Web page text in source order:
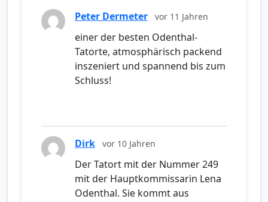
Peter Dermeter vor 11 Jahren
einer der besten Odenthal-
Tatorte, atmosphärisch packend
inszeniert und spannend bis zum
Schluss!
Dirk vor 10 Jahren
Der Tatort mit der Nummer 249
mit der Hauptkommissarin Lena
Odenthal. Sie kommt aus